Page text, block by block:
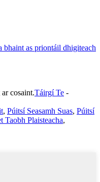
bhaint as priontáil dhigiteach
cosaint.Táirgí Te -
, Púitsí Seasamh Suas, Púitsí
Taobh Plaisteacha,